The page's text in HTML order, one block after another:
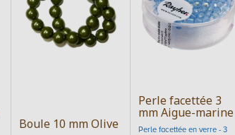
Boule 10 mm Olive
Perle facettée 3
mm Aigue-marine
Perle facettée en verre - 3